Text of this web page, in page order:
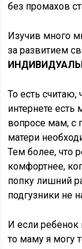
без промахов
Изучив много
за развитием
То есть считаю,
интернете
вопросе мам, с
матери
Тем более, что
комфортнее,
попку лишний
подгузники не
И если ребенок
то маму я могу